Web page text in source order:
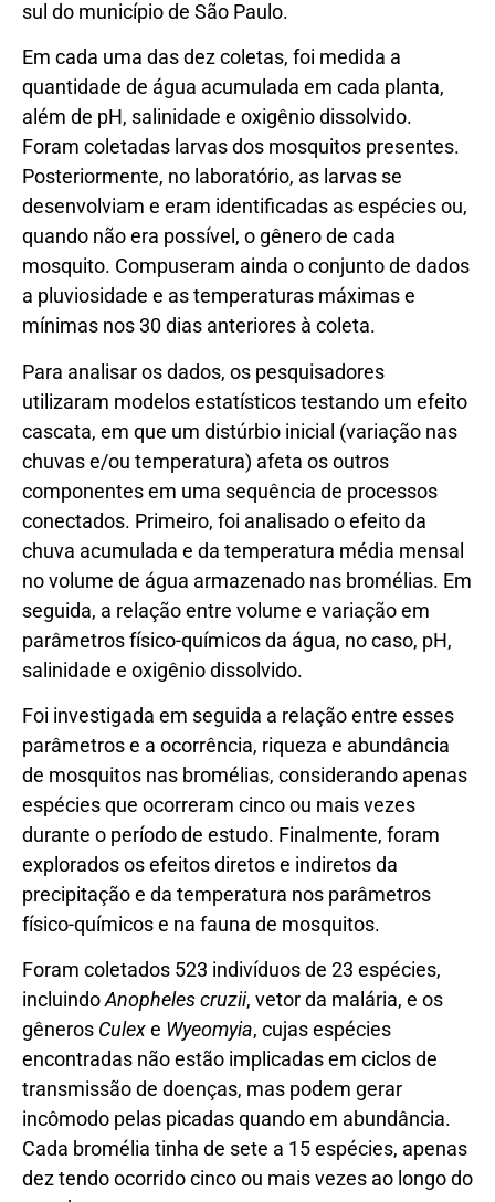
sul do município de São Paulo.
Em cada uma das dez coletas, foi medida a
quantidade de água acumulada em cada planta,
além de pH, salinidade e oxigênio dissolvido.
Foram coletadas larvas dos mosquitos presentes.
Posteriormente, no laboratório, as larvas se
desenvolviam e eram identificadas as espécies ou,
quando não era possível, o gênero de cada
mosquito. Compuseram ainda o conjunto de dados
a pluviosidade e as temperaturas máximas e
mínimas nos 30 dias anteriores à coleta.
Para analisar os dados, os pesquisadores
utilizaram modelos estatísticos testando um efeito
cascata, em que um distúrbio inicial (variação nas
chuvas e/ou temperatura) afeta os outros
componentes em uma sequência de processos
conectados. Primeiro, foi analisado o efeito da
chuva acumulada e da temperatura média mensal
no volume de água armazenado nas bromélias. Em
seguida, a relação entre volume e variação em
parâmetros físico-químicos da água, no caso, pH,
salinidade e oxigênio dissolvido.
Foi investigada em seguida a relação entre esses
parâmetros e a ocorrência, riqueza e abundância
de mosquitos nas bromélias, considerando apenas
espécies que ocorreram cinco ou mais vezes
durante o período de estudo. Finalmente, foram
explorados os efeitos diretos e indiretos da
precipitação e da temperatura nos parâmetros
físico-químicos e na fauna de mosquitos.
Foram coletados 523 indivíduos de 23 espécies,
incluindoAnopheles cruzii, vetor da malária, e os
gêneros Culexe Wyeomyia, cujas espécies
encontradas não estão implicadas em ciclos de
transmissão de doenças, mas podem gerar
incômodo pelas picadas quando em abundância.
Cada bromélia tinha de sete a 15 espécies, apenas
dez tendo ocorrido cinco ou mais vezes ao longo do